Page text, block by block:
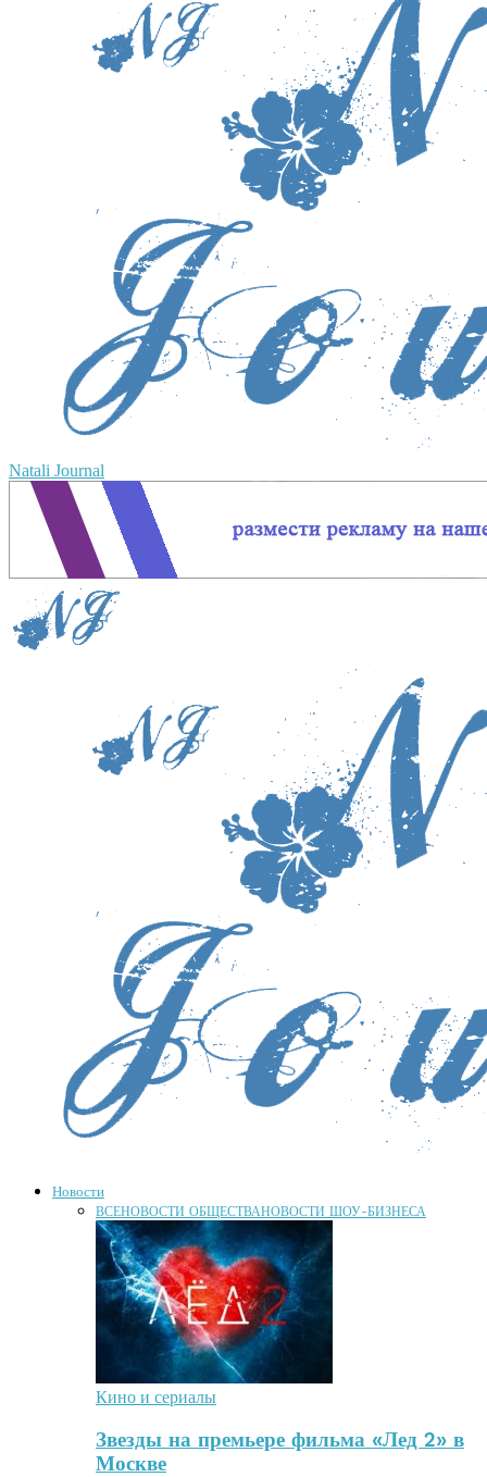
Natali Journal
Новости
ВСЕНОВОСТИ ОБЩЕСТВАНОВОСТИ ШОУ-БИЗНЕСА
Кино и сериалы
Звезды на премьере фильма «Лед 2» в
Москве